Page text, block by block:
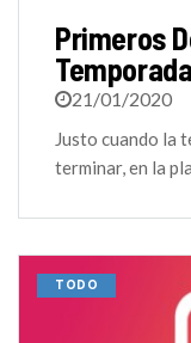
Primeros
21/01/2020
Justo cuando la
terminar, en la
TODO